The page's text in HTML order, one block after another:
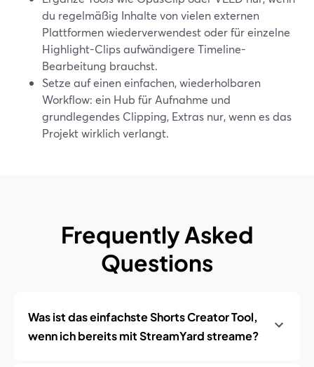
du regelmäßig Inhalte von vielen externen
Plattformen wiederverwendest oder für einzelne
Highlight-Clips aufwändigere Timeline-
Bearbeitung brauchst.
Setze auf einen einfachen, wiederholbaren
Workflow: ein Hub für Aufnahme und
grundlegendes Clipping, Extras nur, wenn es das
Projekt wirklich verlangt.
Frequently Asked
Questions
Was ist das einfachste Shorts Creator Tool,
wenn ich bereits mit StreamYard streame?